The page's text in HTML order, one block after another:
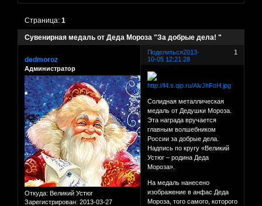
Сувенирная медаль от Деда Мороза "За добрые дела! "
Страница:1
Поделиться 1
2013-
10-05 12:21:28
dedmoroz
Администратор
Откуда: Великий Устюг
Зарегистрирован: 2013-03-27
Солидная металлическая
медаль от Дедушки Мороза.
Эта награда вручается
главным волшебником
России за добрые дела.
Надпись по кругу «Великий
Устюг – родина Деда
Мороза».
На медаль нанесено
изображение в анфас Деда
Мороза, того самого, которого